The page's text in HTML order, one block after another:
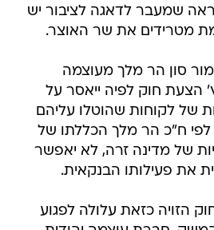
שמעבר לדאגה לציבור יש
מטרידים את שר האוצר.
סון הר מלך מעוצמה
הצעת חוק לפיה ייאסר על
של לקוחות שהוטלו עליהם
לפי ח"כ הר מלך הכללתו של
של מדינה זרה, לא יאפשר
את פעילותו הבנקאית.
הזויה כזאת עלולה לפגוע